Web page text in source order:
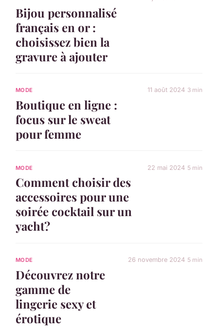
Bijou personnalisé
français en or :
choisissez bien la
gravure à ajouter
MODE
Boutique en ligne :
focus sur le sweat
pour femme
11 août 2024 3 min
MODE
Comment choisir des
accessoires pour une
soirée cocktail sur un
yacht?
22 mai 2024 5 min
MODE
Découvrez notre
gamme de
lingerie sexy et
érotique
26 novembre 2024 5 min